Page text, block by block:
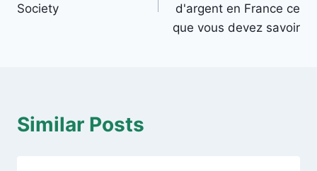
Society
d'argent en France ce
que vous devez savoir
Similar Posts